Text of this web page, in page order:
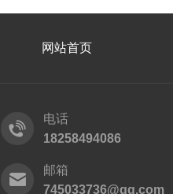
网站首页
电话
18258494086
邮箱
745033736@qq.com